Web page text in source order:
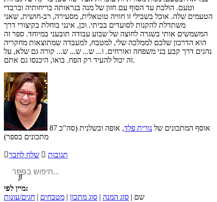
וטעם. הולכת עד הסוף עם חזון של מנה בנראותה בריחותיה וברבדי
הטעמים שלה. אוכל בשבילי זו חוויה טוטאלית, מסעירה, רב-חושית, שאני
משתדלת להקנות לסועדים בביתי. וכן, אינני בוחלת בקיצורי דרך
המשמשים אותי בשגרה לחוצה של שבוע עבודה תובעני במיוחד. ספר זה
הוא הדרכון שלכם לממלכה שלי, למטבח, למעבדה שמתוצאות מחקריה
נהנים דרך קבע בני משפחה ואורחים. ו... ש... ש... ש... קורה גם שלא, על
זה יכול להעיד רק הפח. בואו, היכנסו גם אתם.
אוסף המתכונים של נורית פלד
, אופה ובשלנית (סה"כ 87
מתכונים בספר)
שלח לחבר  תגובות

מיין לפי:
שם | סוג המנה | סוג מתכון | מטבחים | חגים/עונות